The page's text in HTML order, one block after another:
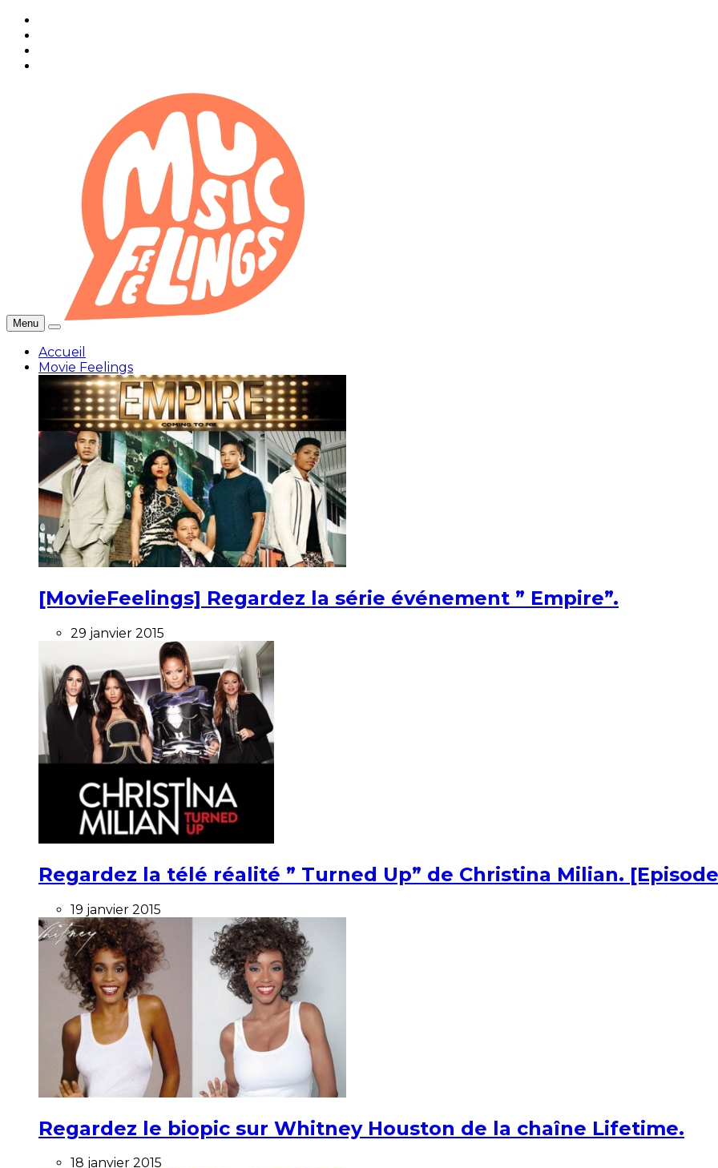
Menu
Accueil
Movie Feelings
[MovieFeelings] Regardez la série événement ” Empire”.
29 janvier 2015
Regardez la télé réalité ” Turned Up” de Christina Milian.
19 janvier 2015
Regardez le biopic sur Whitney Houston de la chaîne Lifetime.
18 janvier 2015